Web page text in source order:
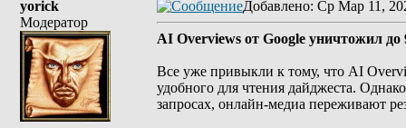
yorick
Модератор
Добавлено: Ср Мар 11,
AI Overviews от Google уничтожил
Все уже привыкли к тому, что AI
удобного для чтения дайджеста.
запросах, онлайн-медиа переживают